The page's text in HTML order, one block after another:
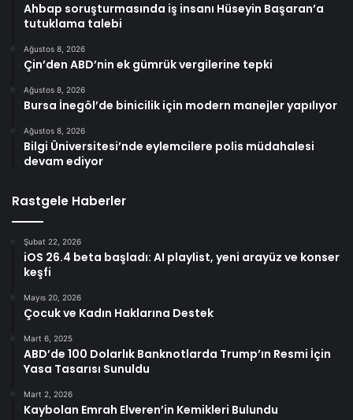
Ahbap soruşturmasında iş insanı Hüseyin Başaran’a
tutuklama talebi
Ağustos 8, 2026
Çin’den ABD’nin ek gümrük vergilerine tepki
Ağustos 8, 2026
Bursa İnegöl’de binicilik için modern manejler yapılıyor
Ağustos 8, 2026
Bilgi Üniversitesi’nde eylemcilere polis müdahalesi
devam ediyor
Rastgele Haberler
Şubat 22, 2026
iOS 26.4 beta başladı: AI playlist, yeni arayüz ve konser
keşfi
Mayıs 20, 2026
Çocuk ve Kadın Haklarına Destek
Mart 6, 2025
ABD’de 100 Dolarlık Banknotlarda Trump’ın Resmi İçin
Yasa Tasarısı Sunuldu
Mart 2, 2026
Kaybolan Emrah Elveren’in Kemikleri Bulundu